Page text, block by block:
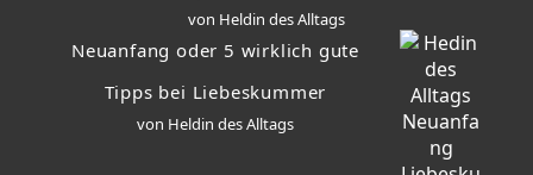
von Heldin des Alltags
Neuanfang oder 5 wirklich gute
Tipps bei Liebeskummer
von Heldin des Alltags